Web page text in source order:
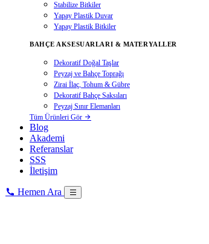
Stabilize Bitkiler
Yapay Plastik Duvar
Yapay Plastik Bitkiler
BAHÇE AKSESUARLARI & MATERYALLER
Dekoratif Doğal Taşlar
Peyzaj ve Bahçe Toprağı
Zirai İlaç, Tohum & Gübre
Dekoratif Bahçe Saksıları
Peyzaj Sınır Elemanları
Tüm Ürünleri Gör
Blog
Akademi
Referanslar
SSS
İletişim
Hemen Ara